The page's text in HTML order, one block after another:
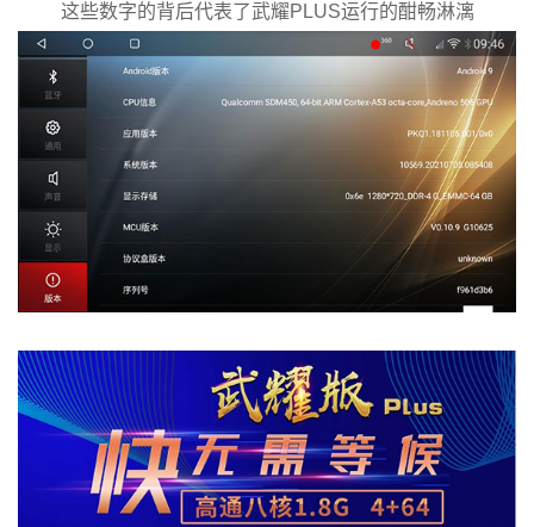
这些数字的背后代表了武耀PLUS运行的酣畅淋漓